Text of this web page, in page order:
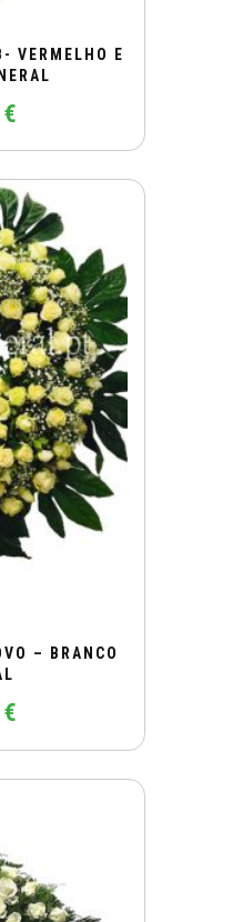
VERMELHO E
€
150€
through
200€
– BRANCO
€
400€
through